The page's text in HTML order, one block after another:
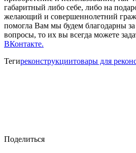
габаритный либо себе, либо на
желающий и совершеннолетний
помогла Вам мы будем благодарны за
вопросы, то их вы всегда можете
ВКонтакте.
Тегиреконструкциитовары для
Поделиться